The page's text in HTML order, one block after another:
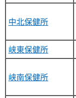
中北保健所
峡東保健所
峡南保健所